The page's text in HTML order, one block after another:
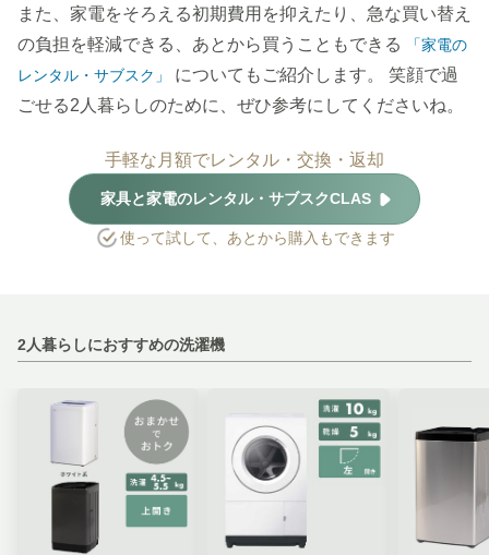
また、家電をそろえる初期費用を抑えたり、急な買い替え
の負担を軽減できる、あとから買うこともできる
「家電の
レンタル・サブスク」
についてもご紹介します。 笑顔で過
ごせる2人暮らしのために、ぜひ参考にしてくださいね。
手軽な月額でレンタル・交換・返却
家具と家電のレンタル・サブスクCLAS
使って試して、あとから購入もできます
2人暮らしにおすすめの洗濯機